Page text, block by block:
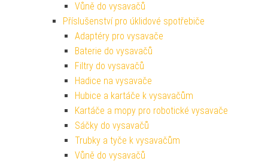
Vůně do vysavačů
Příslušenství pro úklidové spotřebiče
Adaptéry pro vysavače
Baterie do vysavačů
Filtry do vysavačů
Hadice na vysavače
Hubice a kartáče k vysavačům
Kartáče a mopy pro robotické vysavače
Sáčky do vysavačů
Trubky a tyče k vysavačům
Vůně do vysavačů